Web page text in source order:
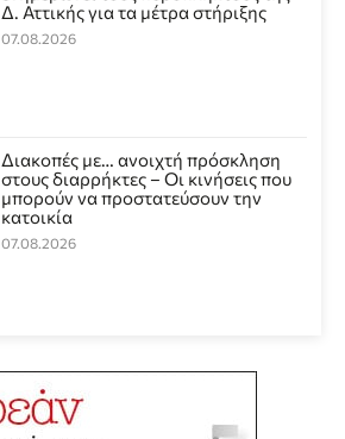
Δ. Αττικής για τα μέτρα στήριξης
07.08.2026
Διακοπές με… ανοιχτή πρόσκληση
στους διαρρήκτες – Οι κινήσεις που
μπορούν να προστατεύσουν την
κατοικία
07.08.2026